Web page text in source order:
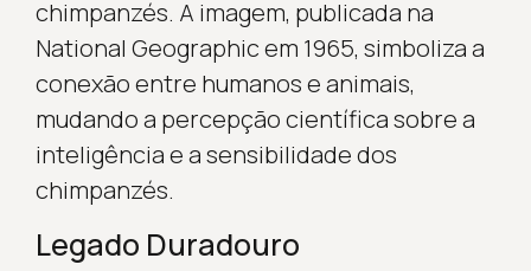
chimpanzés. A imagem, publicada na
National Geographic em 1965, simboliza a
conexão entre humanos e animais,
mudando a percepção científica sobre a
inteligência e a sensibilidade dos
chimpanzés.
Legado Duradouro